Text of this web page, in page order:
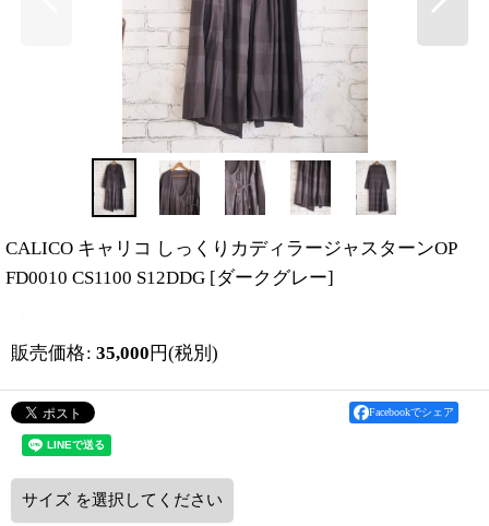
CALICO キャリコ しっくりカディラージャスターンOP
FD0010 CS1100 S12DDG [ダークグレー]
販売価格: 35,000 円(税別)
Facebookでシェア
サイズ を選択してください